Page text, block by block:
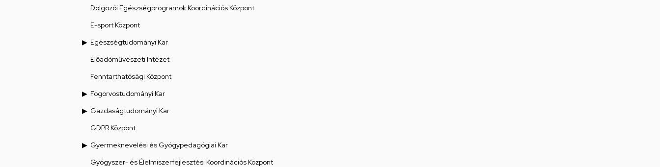
Dolgozói Egészségprogramok Koordinációs Központ
E-sport Központ
Egészségtudományi Kar
Előadóművészeti Intézet
Fenntarthatósági Központ
Fogorvostudományi Kar
Gazdaságtudományi Kar
GDPR Központ
Gyermeknevelési és Gyógypedagógiai Kar
Gyógyszer- és Élelmiszerfejlesztési Koordinációs Központ